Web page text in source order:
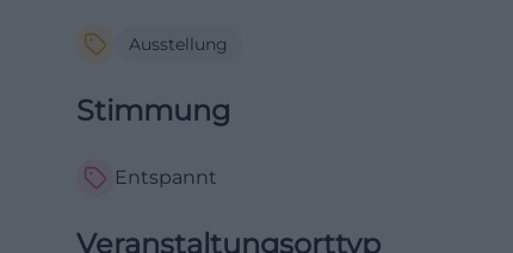
Ausstellung
Stimmung
Entspannt
Veranstaltungsorttyp